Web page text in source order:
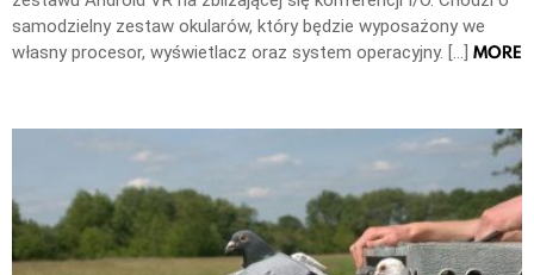
samodzielny zestaw okularów, który będzie wyposażony we
własny procesor, wyświetlacz oraz system operacyjny. […] MORE